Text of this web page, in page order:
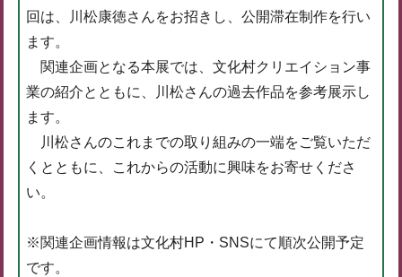
回は、川松康徳さんをお招きし、公開滞在制作を行い
ます。
関連企画となる本展では、文化村クリエイション事
業の紹介とともに、川松さんの過去作品を参考展示し
ます。
川松さんのこれまでの取り組みの一端をご覧いただ
くとともに、これからの活動に興味をお寄せくださ
い。
※関連企画情報は文化村HP・SNSにて順次公開予定
です。